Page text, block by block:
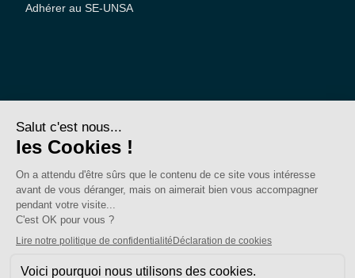
Adhérer au SE-UNSA
SE-Unsa est un syndicat de l’UNSA